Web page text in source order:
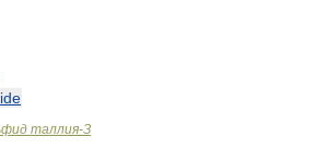
таллия-З